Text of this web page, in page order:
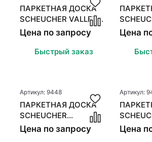
ПАРКЕТНАЯ ДОСКА
SCHEUCHER VALLETTA
OAK ASTIG TXM
NATURA
Цена по запросу
Быстрый заказ
НАТУР
ФАСКИ
Цена
Артикул: 9448
ПАРКЕТНАЯ ДОСКА
SCHEUCHER
ВАЛЛЕТТА ДУБ
КОПЧЕНЫЙ КАНТРИ
Цена по запросу
Артикул:
Цена